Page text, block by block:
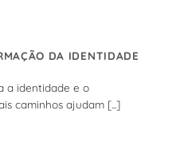
DA IDENTIDADE
a identidade e o
caminhos ajudam [...]